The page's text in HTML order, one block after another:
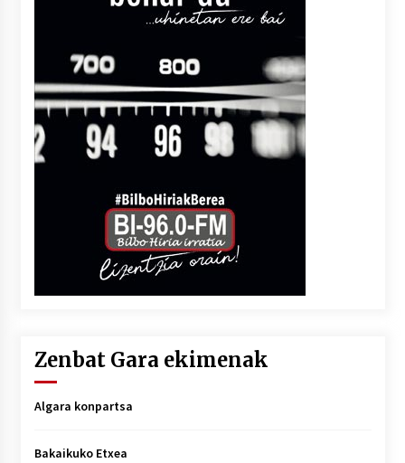
Zenbat Gara ekimenak
Algara konpartsa
Bakaikuko Etxea